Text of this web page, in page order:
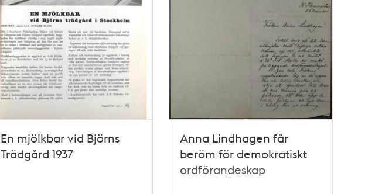
En mjölkbar vid Björns
Trädgård 1937
Anna Lindhagen får
beröm för demokratiskt
ordförandeskap